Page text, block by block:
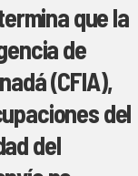
que la
de
(CFIA),
del
del